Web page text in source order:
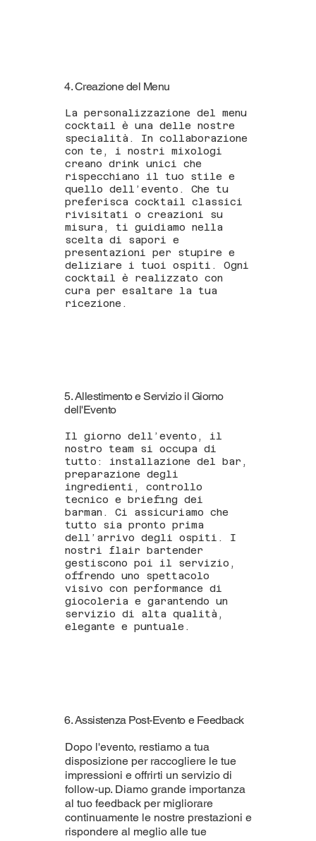
4. Creazione del Menu
La personalizzazione del menu
cocktail è una delle nostre
specialità. In collaborazione
con te, i nostri mixologi
creano drink unici che
rispecchiano il tuo stile e
quello dell’evento. Che tu
preferisca cocktail classici
rivisitati o creazioni su
misura, ti guidiamo nella
scelta di sapori e
presentazioni per stupire e
deliziare i tuoi ospiti. Ogni
cocktail è realizzato con
cura per esaltare la tua
ricezione.
5. Allestimento e Servizio il Giorno
dell'Evento
Il giorno dell’evento, il
nostro team si occupa di
tutto: installazione del bar,
preparazione degli
ingredienti, controllo
tecnico e briefing dei
barman. Ci assicuriamo che
tutto sia pronto prima
dell’arrivo degli ospiti. I
nostri flair bartender
gestiscono poi il servizio,
offrendo uno spettacolo
visivo con performance di
giocoleria e garantendo un
servizio di alta qualità,
elegante e puntuale.
6. Assistenza Post-Evento e Feedback
Dopo l'evento, restiamo a tua
disposizione per raccogliere le tue
impressioni e offrirti un servizio di
follow-up. Diamo grande importanza
al tuo feedback per migliorare
continuamente le nostre prestazioni e
rispondere al meglio alle tue